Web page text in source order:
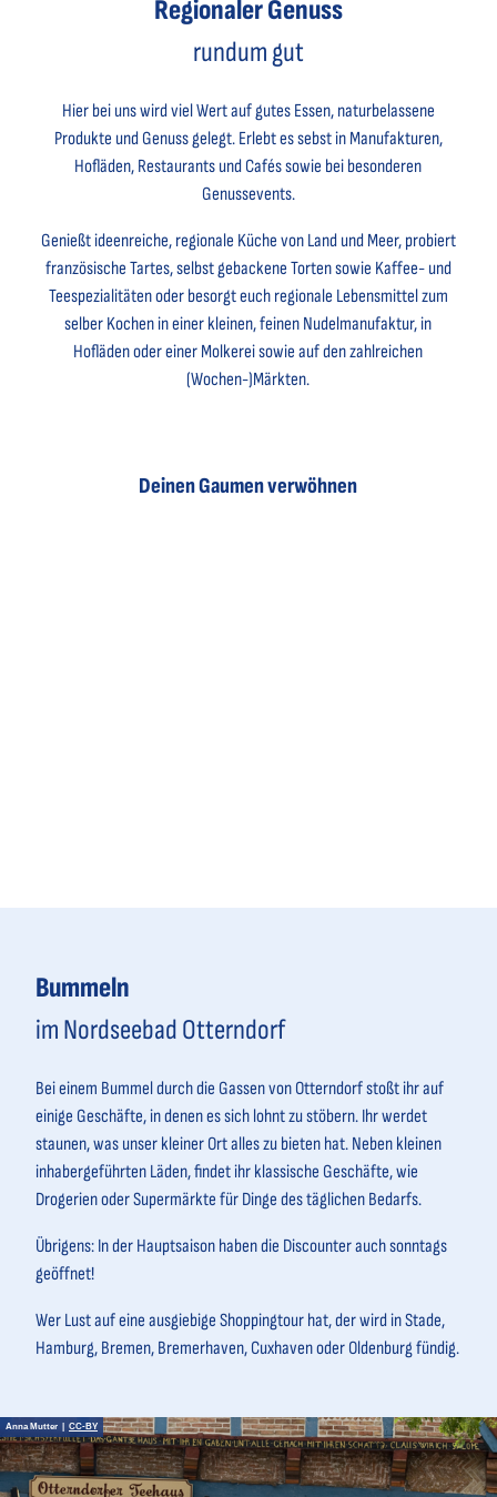
Regionaler Genuss
rundum gut
Hier bei uns wird viel Wert auf gutes Essen, naturbelassene
Produkte und Genuss gelegt. Erlebt es sebst in Manufakturen,
Hofläden, Restaurants und Cafés sowie bei besonderen
Genussevents.
Genießt ideenreiche, regionale Küche von Land und Meer, probiert
französische Tartes, selbst gebackene Torten sowie Kaffee- und
Teespezialitäten oder besorgt euch regionale Lebensmittel zum
selber Kochen in einer kleinen, feinen Nudelmanufaktur, in
Hofläden oder einer Molkerei sowie auf den zahlreichen
(Wochen-)Märkten.
Deinen Gaumen verwöhnen
Bummeln
im Nordseebad Otterndorf
Bei einem Bummel durch die Gassen von Otterndorf stoßt ihr auf
einige Geschäfte, in denen es sich lohnt zu stöbern. Ihr werdet
staunen, was unser kleiner Ort alles zu bieten hat. Neben kleinen
inhabergeführten Läden, findet ihr klassische Geschäfte, wie
Drogerien oder Supermärkte für Dinge des täglichen Bedarfs.
Übrigens: In der Hauptsaison haben die Discounter auch sonntags
geöffnet!
Wer Lust auf eine ausgiebige Shoppingtour hat, der wird in Stade,
Hamburg, Bremen, Bremerhaven, Cuxhaven oder Oldenburg fündig.
Anna Mutter | CC-BY